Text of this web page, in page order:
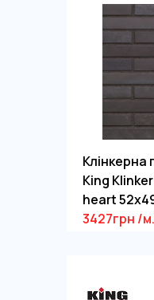
Клінкерна
King
heart
3427грн /